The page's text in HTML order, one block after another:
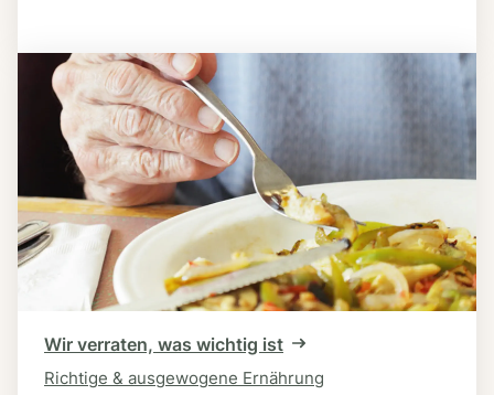
Wir verraten, was wichtig ist
Richtige & ausgewogene Ernährung